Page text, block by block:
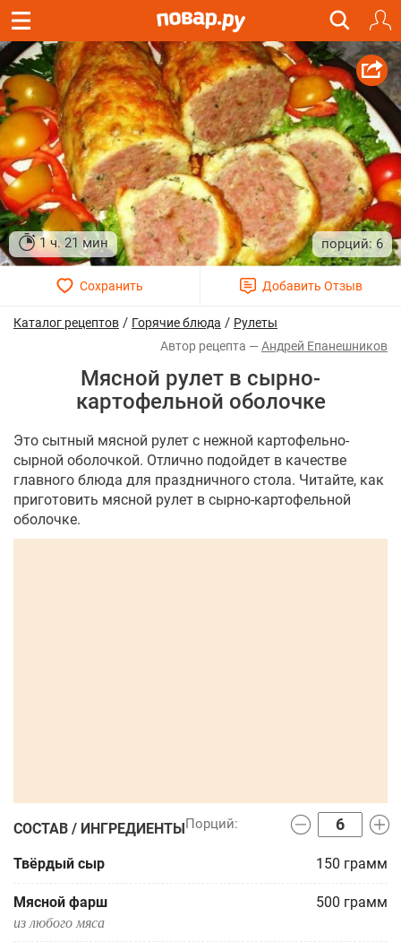
1 ч. 21 мин 6
Каталог рецептов / Горячие блюда / Рулеты
Андрей Епанешников
Мясной рулет в сырно-
картофельной оболочке
Это сытный мясной рулет с нежной картофельно-
сырной оболочкой. Отлично подойдет в качестве
главного блюда для праздничного стола. Читайте, как
приготовить мясной рулет в сырно-картофельной
оболочке.
СОСТАВ / ИНГРЕДИЕНТЫ
Твёрдый сыр 150 грамм
Мясной фарш 500 грамм
из любого мяса